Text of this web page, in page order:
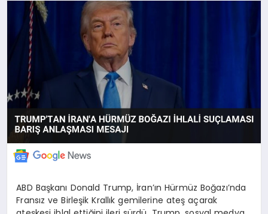
SAĞLIK
SPOR
TEKNOLOJI
ABD Başkanı Donald Trump, İran’ın Hürmüz Boğazı’nda
Fransız ve Birleşik Krallık gemilerine ateş açarak